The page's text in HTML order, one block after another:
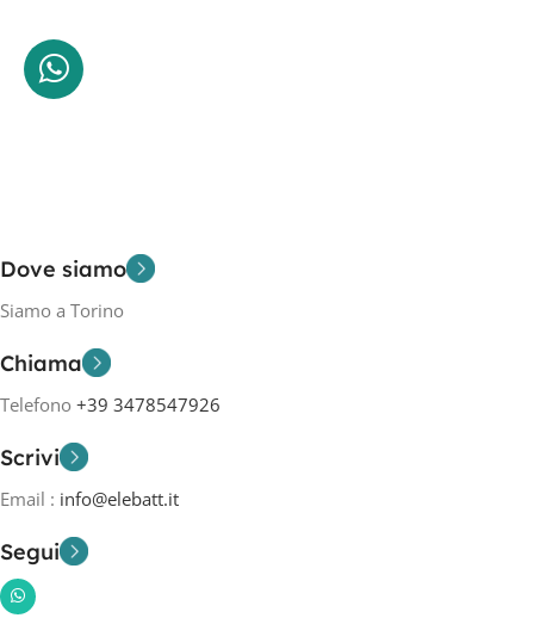
Dove siamo
Siamo a Torino
Chiama
Telefono +39 3478547926
Scrivi
Email : info@elebatt.it
Segui